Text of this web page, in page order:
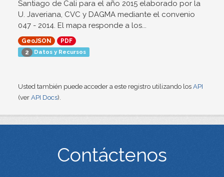
Santiago de Cali para el año 2015 elaborado por la
U. Javeriana, CVC y DAGMA mediante el convenio
047 - 2014. El mapa responde a los...
GeoJSON
PDF
2 Datos y Recursos
Usted también puede acceder a este registro utilizando los API
(ver API Docs).
Contáctenos